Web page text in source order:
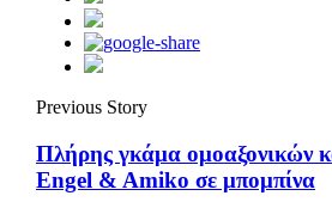
Previous Story
Πλήρης γκάμα ομοαξονικών
Engel & Amiko σε μπομπίνα